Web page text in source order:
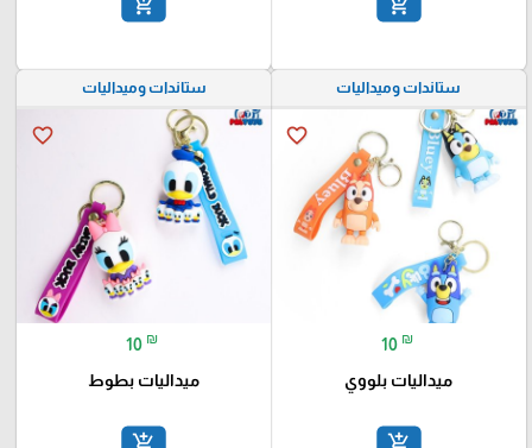
add_shopping_cart
add_shopping_cart
ستاندات وميداليات
favorite_border
ميداليات بلووي
ستاندات وميداليات
favorite_border
ميداليات بطوط